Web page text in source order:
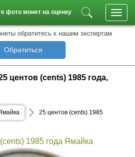
фото монет на оценку
обратитесь к нашим экспертам
Обратиться
центов (cents) 1985 года,
25 центов (cents) 1985